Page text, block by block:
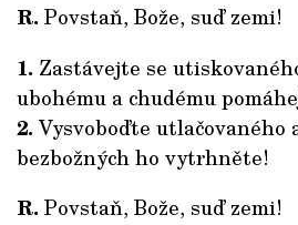
R. Povstaň, Bože, suď zemi!
1. Zastávejte se
ubohému a chudému
2.Vysvoboďte utlačovaného
bezbožných ho vytrhněte!
R. Povstaň, Bože, suď zemi!